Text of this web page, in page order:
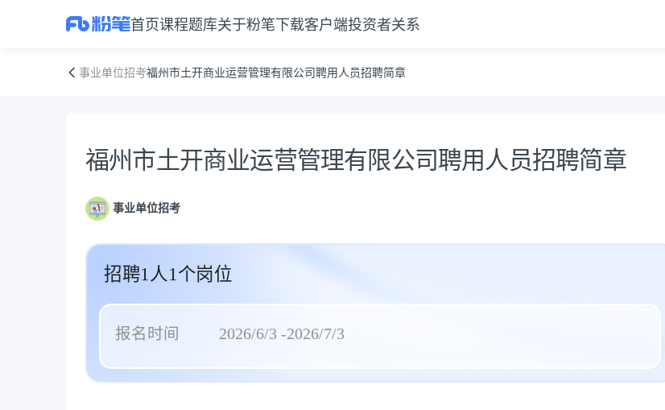
首页课程题库关于粉笔下载客户端投资者关系
事业单位招考福州市土开商业运营管理有限公司聘用人员招聘简章
公告正文
福州市土开商业运营管理有限公司聘用人员招聘简章
事业单位招考
招聘1人1个岗位
报名时间 2026/6/3 -2026/7/3